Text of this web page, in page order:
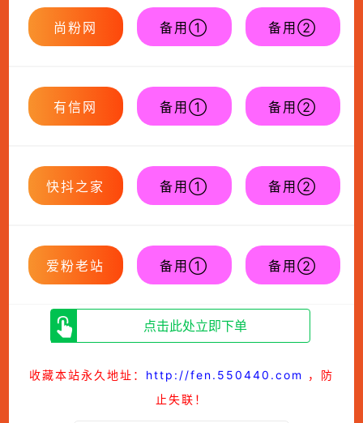
尚粉网 备用① 备用②
有信网 备用① 备用②
快抖之家 备用① 备用②
爱粉老站 备用① 备用②
点击此处立即下单
收藏本站永久地址： http://fen.550440.com
，防
止失联！